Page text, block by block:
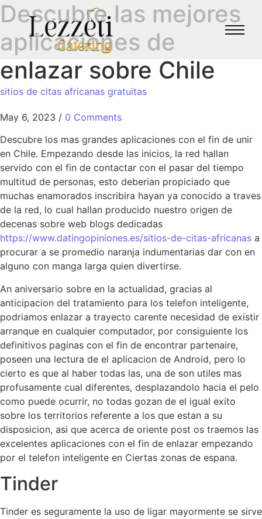
Descubre las mejores
aplicaciones de
enlazar sobre Chile
sitios de citas africanas gratuitas
May 6, 2023 / 0 Comments
Descubre los mas grandes aplicaciones con el fin de unir
en Chile. Empezando desde las inicios, la red hallan
servido con el fin de contactar con el pasar del tiempo
multitud de personas, esto deberian propiciado que
muchas enamorados inscribira hayan ya conocido a traves
de la red, lo cual hallan producido nuestro origen de
decenas sobre web blogs dedicadas
https://www.datingopiniones.es/sitios-de-citas-africanas a
procurar a se promedio naranja indumentarias dar con en
alguno con manga larga quien divertirse.
An aniversario sobre en la actualidad, gracias al
anticipacion del tratamiento para los telefon inteligente,
podri­amos enlazar a trayecto carente necesidad de existir
arranque en cualquier computador, por consiguiente los
definitivos paginas con el fin de encontrar partenaire,
poseen una lectura de el aplicacion de Android, pero lo
cierto es que al haber todas las, una de son utiles mas
profusamente cual diferentes, desplazandolo hacia el pelo
como puede ocurrir, no todas gozan de el igual exito
sobre los territorios referente a los que estan a su
disposicion, asi que acerca de oriente post os traemos las
excelentes aplicaciones con el fin de enlazar empezando
por el telefon inteligente en Ciertas zonas de espana.
Tinder
Tinder es seguramente la uso de ligar mayormente se sirve